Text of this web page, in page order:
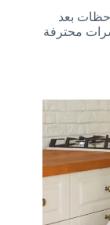
بعد
محترفة